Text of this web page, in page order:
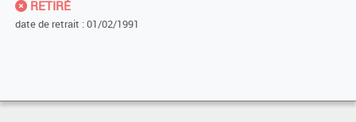
RETIRÉ
date de retrait : 01/02/1991